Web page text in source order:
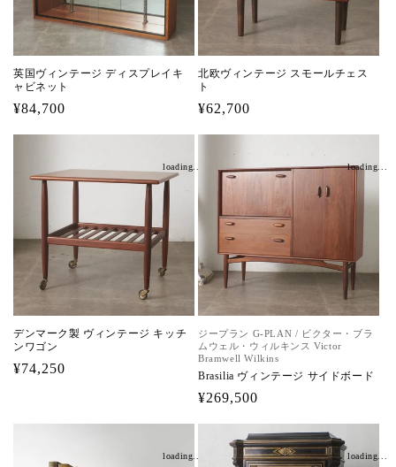
英国ヴィンテージ ディスプレイキ
ャビネット
通
¥84,700
北欧ヴィンテージ スモールチェス
ト
通
¥62,700
デンマーク製 ヴィンテージ キッチ
ンワゴン
通
¥74,250
loading...
ジープラン G-PLAN / ビクター・ブラ
ムウェル・ウィルキンス Victor
Bramwell Wilkins
Brasilia ヴィンテージ サイドボード
通
¥269,500
loading...
loading... loading...